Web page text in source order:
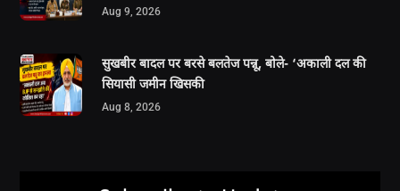
Aug 9, 2026
सुखबीर बादल पर बरसे बलतेज पन्नू, बोले- ‘अकाली दल की
सियासी जमीन खिसकी
Aug 8, 2026